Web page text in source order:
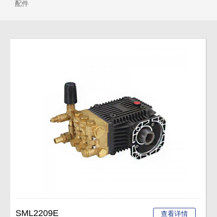
配件
SML2209E 查看详情